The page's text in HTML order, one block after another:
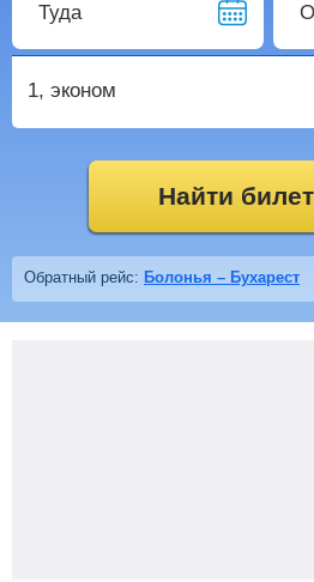
Туда
1, эконом
Найти
Обратный рейс: Болонья – Бухарест